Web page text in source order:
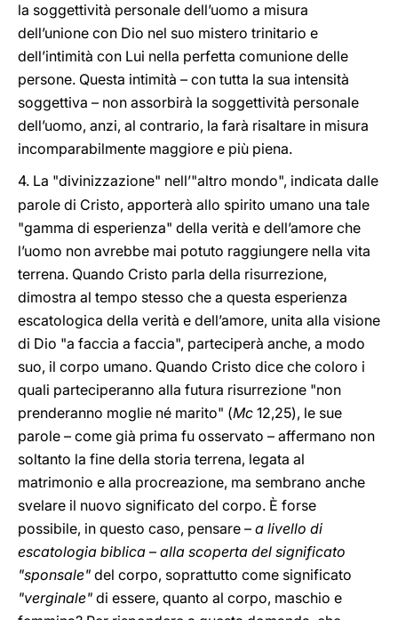
la soggettività personale dell’uomo a misura
dell’unione con Dio nel suo mistero trinitario e
dell’intimità con Lui nella perfetta comunione delle
persone. Questa intimità – con tutta la sua intensità
soggettiva – non assorbirà la soggettività personale
dell’uomo, anzi, al contrario, la farà risaltare in misura
incomparabilmente maggiore e più piena.
4. La "divinizzazione" nell’"altro mondo", indicata dalle
parole di Cristo, apporterà allo spirito umano una tale
"gamma di esperienza" della verità e dell’amore che
l’uomo non avrebbe mai potuto raggiungere nella vita
terrena. Quando Cristo parla della risurrezione,
dimostra al tempo stesso che a questa esperienza
escatologica della verità e dell’amore, unita alla visione
di Dio "a faccia a faccia", parteciperà anche, a modo
suo, il corpo umano. Quando Cristo dice che coloro i
quali parteciperanno alla futura risurrezione "non
prenderanno moglie né marito" (Mc 12,25), le sue
parole – come già prima fu osservato – affermano non
soltanto la fine della storia terrena, legata al
matrimonio e alla procreazione, ma sembrano anche
svelare il nuovo significato del corpo. È forse
possibile, in questo caso, pensare – a livello di
escatologia biblica – alla scoperta del significato
"sponsale" del corpo, soprattutto come significato
"verginale" di essere, quanto al corpo, maschio e